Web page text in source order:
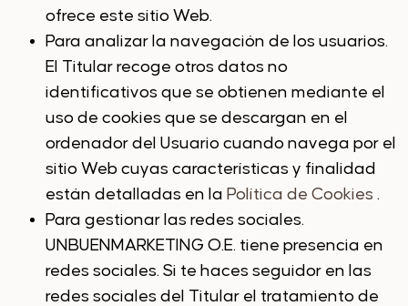
ofrece este sitio Web.
Para analizar la navegación de los usuarios.
El Titular recoge otros datos no
identificativos que se obtienen mediante el
uso de cookies que se descargan en el
ordenador del Usuario cuando navega por el
sitio Web cuyas características y finalidad
están detalladas en la Política de Cookies .
Para gestionar las redes sociales.
UNBUENMARKETING O.E. tiene presencia en
redes sociales. Si te haces seguidor en las
redes sociales del Titular el tratamiento de